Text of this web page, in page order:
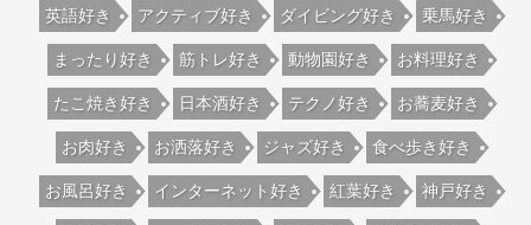
英語好き アクティブ好き ダイビング好き 乗馬好き
まったり好き 筋トレ好き 動物園好き お料理好き
たこ焼き好き 日本酒好き テクノ好き お蕎麦好き
お肉好き お洒落好き ジャズ好き 食べ歩き好き
お風呂好き インターネット好き 紅葉好き 神戸好き